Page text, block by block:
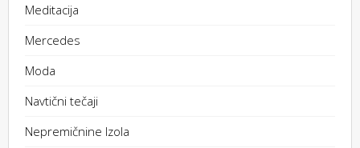
Meditacija
Mercedes
Moda
Navtični tečaji
Nepremičnine Izola